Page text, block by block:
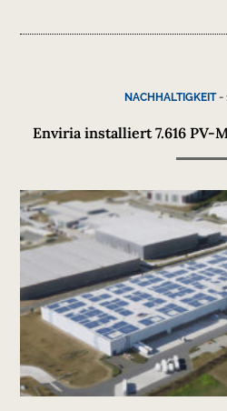
NACHHALTIGKEIT-
Enviria installiert 7.616 PV-